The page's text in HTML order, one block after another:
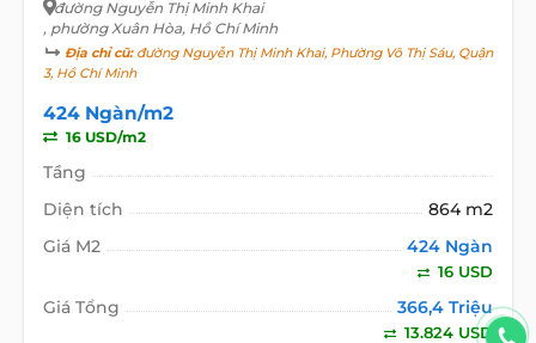
đường Nguyễn Thị Minh Khai
, phường Xuân Hòa, Hồ Chí Minh
Địa chỉ cũ:đường Nguyễn Thị Minh Khai, Phường Võ Thị Sáu, Quận
3, Hồ Chí Minh
424 Ngàn/m2
16 USD/m2
Tầng
Diện tích
864 m2
Giá M2
424 Ngàn
16 USD
Giá Tổng 366,4 Triệu
13.824 USD